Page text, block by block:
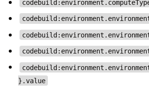
}.value